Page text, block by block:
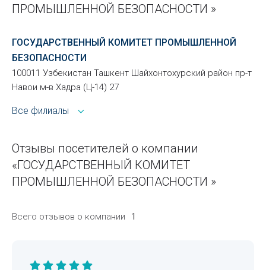
ПРОМЫШЛЕННОЙ БЕЗОПАСНОСТИ »
ГОСУДАРСТВЕННЫЙ КОМИТЕТ ПРОМЫШЛЕННОЙ
БЕЗОПАСНОСТИ
100011 Узбекистан Ташкент Шайхонтохурский район пр-т
Навои м-в Хадра (Ц-14) 27
Все филиалы
Отзывы посетителей о компании
«ГОСУДАРСТВЕННЫЙ КОМИТЕТ
ПРОМЫШЛЕННОЙ БЕЗОПАСНОСТИ »
Всего отзывов о компании 1